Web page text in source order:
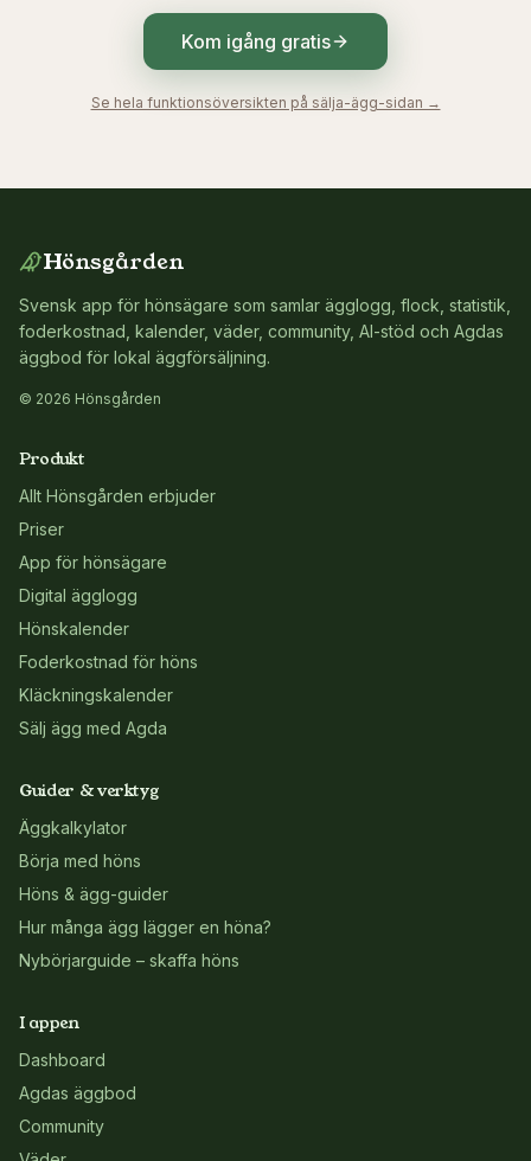
Kom igång gratis
Se hela funktionsöversikten på sälja-ägg-sidan →
Hönsgården
Svensk app för hönsägare som samlar ägglogg, flock, statistik,
foderkostnad, kalender, väder, community, AI-stöd och Agdas
äggbod för lokal äggförsäljning.
© 2026 Hönsgården
Produkt
Allt Hönsgården erbjuder
Priser
App för hönsägare
Digital ägglogg
Hönskalender
Foderkostnad för höns
Kläckningskalender
Sälj ägg med Agda
Guider & verktyg
Äggkalkylator
Börja med höns
Höns & ägg-guider
Hur många ägg lägger en höna?
Nybörjarguide – skaffa höns
I appen
Dashboard
Agdas äggbod
Community